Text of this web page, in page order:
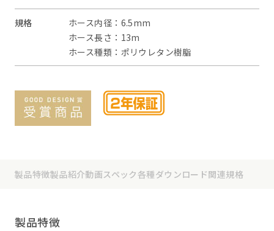
規格
ホース内径：6.5mm
ホース長さ：13m
ホース種類：ポリウレタン樹脂
製品特徴製品紹介動画スペック各種ダウンロード関連規格
製品特徴